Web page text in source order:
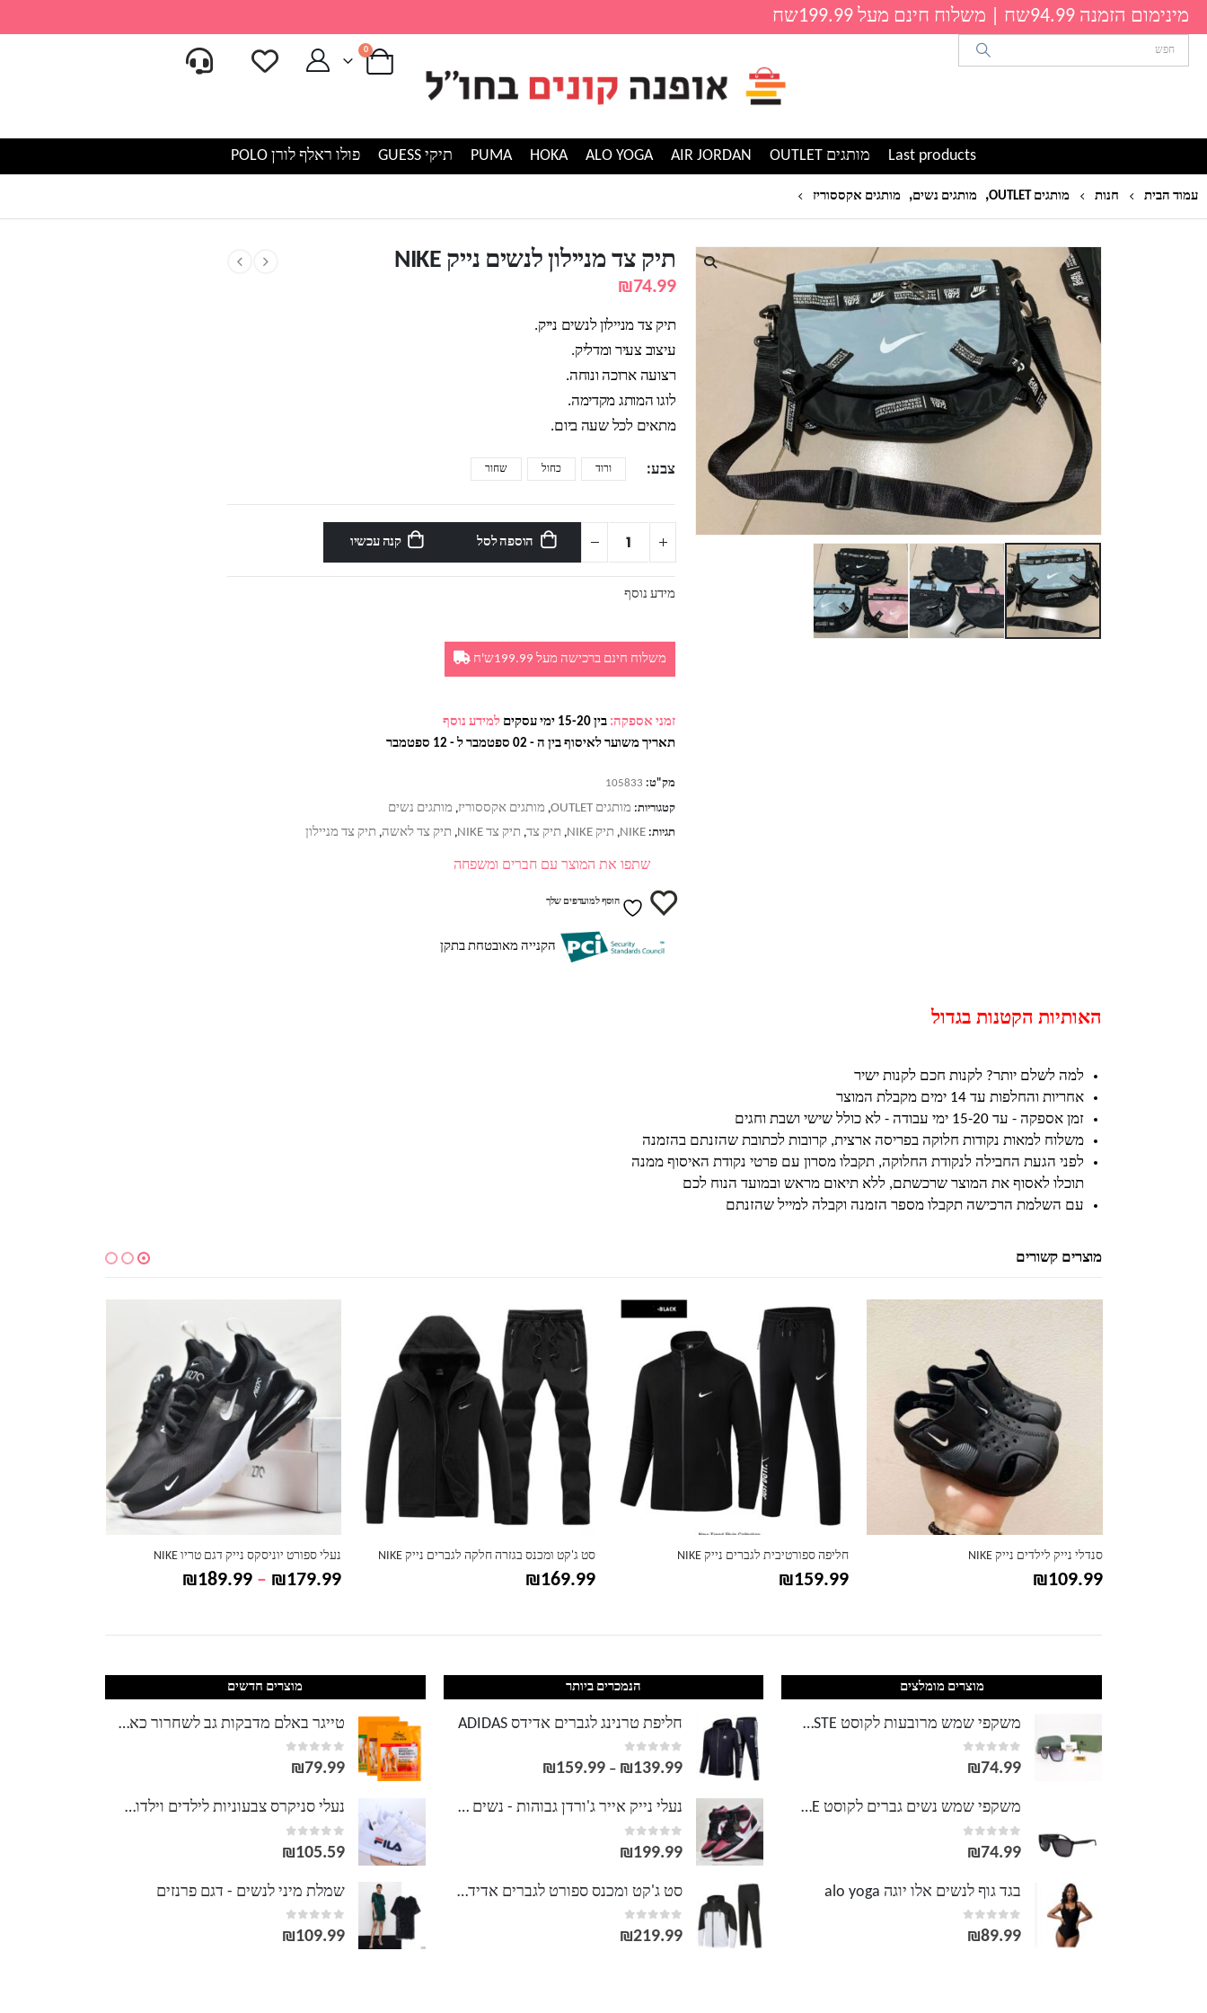
מינימום הזמנה 94.99שח | משלוח חינם מעל 199.99שח
0
Last products מותגים OUTLET AIR JORDAN
ALO YOGA
HOKA
PUMA תיקי GUESS פולו ראלף לורן POLO
עמוד הבית חנות מותגים OUTLET , מותגים נשים, מותגים אקססוריז
תיק צד מניילון לנשים נייק NIKE
₪74.99
תיק צד מניילון לנשים נייק.
עיצוב צעיר ומדליק.
רצועה ארוכה ונוחה.
לוגו המותג מקדימה.
מתאים לכל שעה ביום.
צבע ורוד כחול שחור
הוספה לסל קנה עכשיו
מידע נוסף
משלוח חינם ברכישה מעל 199.99ש'ח
זמני אספקה: בין 15-20 ימי עסקים
למידע נוסף
תאריך משוער לאיסוף בין ה - 02 ספטמבר ל - 12 ספטמבר
מק"ט: 105833
קטגוריות: מותגים OUTLET , מותגים אקססוריז, מותגים נשים
תגיות: NIKE
, תיק NIKE , תיק צד, תיק צד NIKE , תיק צד לאשה, תיק צד מניילון
שתפו את המוצר עם חברים ומשפחה
הוסף למועדפים שלך
הקנייה מאובטחת בתקן
האותיות הקטנות בגדול
למה לשלם יותר? לקנות חכם לקנות ישיר
אחריות והחלפות עד 14 ימים מקבלת המוצר
זמן אספקה - עד 15-20 ימי עבודה - לא כולל שישי ושבת וחגים
משלוח למאות נקודות חלוקה בפריסה ארצית, קרובות לכתובת שהזנתם בהזמנה
לפני הגעת החבילה לנקודת החלוקה, תקבלו מסרון עם פרטי נקודת האיסוף ממנה
תוכלו לאסוף את המוצר שרכשתם, ללא תיאום מראש ובמועד הנוח לכם
עם השלמת הרכישה תקבלו מספר הזמנה וקבלה למייל שהזנתם
מוצרים קשורים
חליפה ספורטיבית לגברים נייק NIKE
₪159.99
למוצר זה יש מספר סוגים. ניתן לבחור את האפשרויות בעמוד המוצר
סט ג'קט ומכנס בגזרה חלקה לגברים נייק NIKE
₪169.99
נעלי ספורט יוניסקס נייק דגם טריו NIKE
₪179.99
עד
חולצה בשילוב לוגו לילדים נייק NIKE
₪79.99
–
₪119.99
טווח
עד
מוצרים מומלצים
משקפי שמש מרובעות לקוסט LACOSTE
0
out of 5
₪74.99
משקפי שמש נשים גברים לקוסט LACOSTE
0
out of 5
₪74.99
בגד גוף לנשים אלו יוגה alo yoga
0
out of 5
₪89.99
הנמכרים ביותר
חליפת טרנינג לגברים אדידס ADIDAS
0
out of 5
₪139.99
–
₪159.99
טווח
נעלי נייק אייר ג'ורדן גבוהות - נשים גברים NIKE AIR JORDAN
0
out of 5
₪199.99
סט ג'קט ומכנס ספורט לגברים אדידס ADIDAS
0
out of 5
₪219.99
מוצרים חדשים
טייגר באלם מדבקות גב לשחרור כאבים Tiger balm - שלוש יחידות
0
out of 5
₪79.99
נעלי סניקרס צבעוניות לילדים וילדות פילה
0
out of 5
₪105.59
שמלת מיני לנשים - דגם פרנזים
0
out of 5
₪109.99